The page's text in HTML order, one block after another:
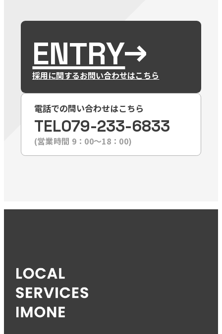
ENTRY
採用に関するお問い合わせはこちら
電話での問い合わせはこちら
TEL079-233-6833
(営業時間 9：00〜18：00)